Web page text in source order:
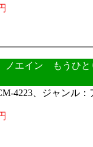
ノエイン もうひと
4223、ジャンル：